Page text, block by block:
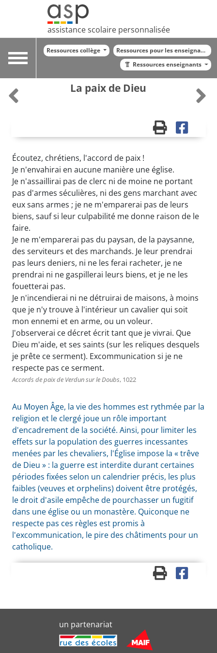
assistance scolaire personnalisée
Toggle
Ressources collège
Ressources pour les enseignants
Ressources enseignants
La paix de Dieu
Écoutez, chrétiens, l'accord de paix !
Je n'envahirai en aucune manière une église.
Je n'assaillirai pas de clerc ni de moine ne portant
pas d'armes séculières, ni des gens marchant avec
eux sans armes ; je ne m'emparerai pas de leurs
biens, sauf si leur culpabilité me donne raison de le
faire.
Je ne m'emparerai pas du paysan, de la paysanne,
des serviteurs et des marchands. Je leur prendrai
pas leurs deniers, ni ne les ferai racheter, je ne
prendrai ni ne gaspillerai leurs biens, et je ne les
fouetterai pas.
Je n'incendierai ni ne détruirai de maisons, à moins
que je n'y trouve à l'intérieur un cavalier qui soit
mon ennemi et en arme, ou un voleur.
J'observerai ce décret écrit tant que je vivrai. Que
Dieu m'aide, et ses saints (sur les reliques desquels
je prête ce serment). Excommunication si je ne
respecte pas ce serment.
Accords de paix de Verdun sur le Doubs, 1022
Au Moyen Âge, la vie des hommes est rythmée par la
religion et le clergé joue un rôle important
d'encadrement de la société. Ainsi, pour limiter les
effets sur la population des guerres incessantes
menées par les chevaliers, l'Église impose la « trêve
de Dieu » : la guerre est interdite durant certaines
périodes fixées selon un calendrier précis, les plus
faibles (veuves et orphelins) doivent être protégés,
le droit d'asile empêche de pourchasser un fugitif
dans une église ou un monastère. Quiconque ne
respecte pas ces règles est promis à
l'excommunication, le pire des châtiments pour un
catholique.
un partenariat